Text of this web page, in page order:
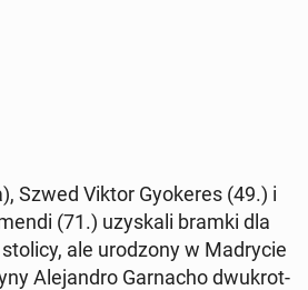
Szwed Viktor Gy­oke­res (49.) i
(71.) uzy­ska­li bramki dla
ale uro­dzo­ny w Ma­dry­cie
Ale­jan­dro Gar­na­cho dwu­krot­